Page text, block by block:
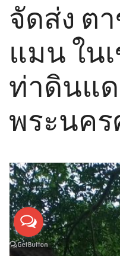
จัดส่ง ต
แมน ใน
ท่าดินแด
พระนคร